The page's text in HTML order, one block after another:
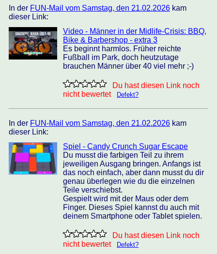
In der FUN-Mail vom Samstag, den 21.02.2026 kam
dieser Link:
Video - Männer in der Midlife-Crisis: BBQ,
Bike & Barbershop - extra 3
Es beginnt harmlos. Früher reichte
Fußball im Park, doch heutzutage
brauchen Männer über 40 viel mehr ;-)
Du hast diesen Link noch
nicht bewertet
Defekt?
In der FUN-Mail vom Samstag, den 21.02.2026 kam
dieser Link:
Spiel - Candy Crunch Sugar Escape
Du musst die farbigen Teil zu ihrem
jeweiligen Ausgang bringen. Anfangs ist
das noch einfach, aber dann musst du dir
genau überlegen wie du die einzelnen
Teile verschiebst.
Gespielt wird mit der Maus oder dem
Finger. Dieses Spiel kannst du auch mit
deinem Smartphone oder Tablet spielen.
Du hast diesen Link noch
nicht bewertet
Defekt?